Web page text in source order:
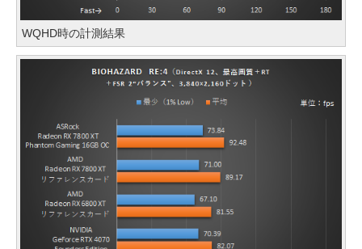
WQHD時の計測結果